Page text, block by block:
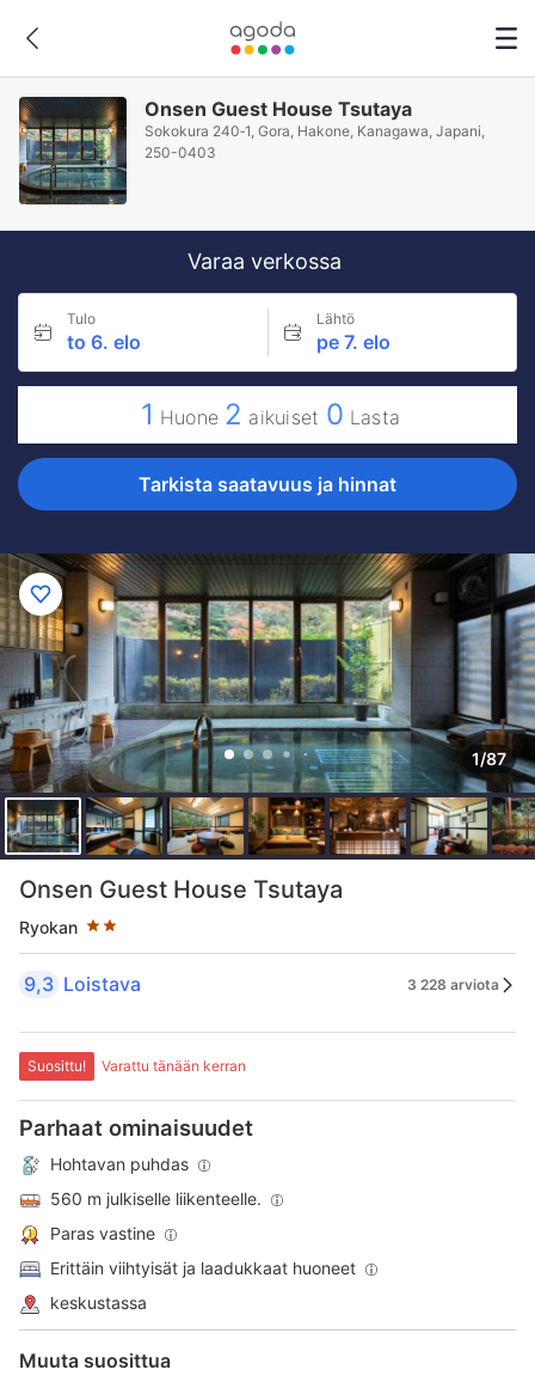
Onsen Guest House Tsutaya
Sokokura 240‐1, Gora, Hakone, Kanagawa, Japani,
250-0403
Varaa verkossa
Tulo
to 6. elo
Lähtö
pe 7. elo
1 Huone 2 aikuiset 0 Lasta
Tarkista saatavuus ja hinnat
1/87
Onsen Guest House Tsutaya
Ryokan
Tähtiluokitus 2 tähteä
9,3 Loistava 3 228 arviota
Suosittu! Varattu tänään kerran
Parhaat ominaisuudet
Hohtavan puhdas
560 m julkiselle liikenteelle.
Paras vastine
Erittäin viihtyisät ja laadukkaat huoneet
keskustassa
Muuta suosittua